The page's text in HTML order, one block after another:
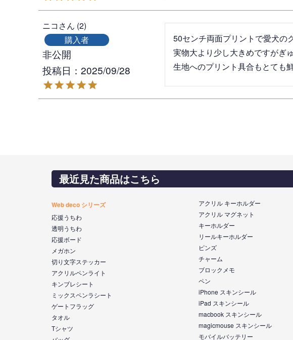
ニコ
2
購入者
非公開
投稿日
2025/09/28
50センチ両面プリントで愛犬の
実物大より少し大きめですがぎ
生地へのプリント具合もとても
最近見た商品はこちら
Web deco シリーズ
応援うちわ
透明うちわ
応援ボード
メガホン
切り文字ステッカー
アクリルペンライト
キンブレシート
ミックスペンラシート
ゲートフラッグ
タオル
Tシャツ
アクリル キーホルダー
アクリル マグネット
キーホルダー
リールキーホルダー
ピンズ
チャーム
ブロックメモ
ペン
iPhone スキンシール
iPad スキンシール
macbook スキンシール
magicmouse スキンシール
モバイルバッテリー